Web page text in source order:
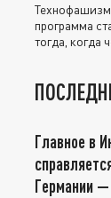
Технофашизм
программа
тогда, когда
Главное в
Германии